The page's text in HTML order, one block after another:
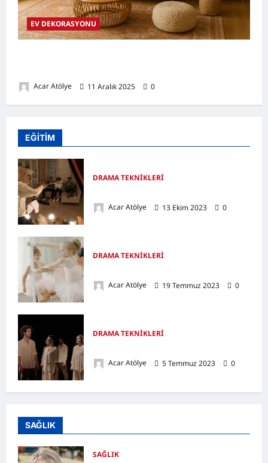
EV DEKORASYONU
Acar Atölye 11 Aralık 2025 0
EĞİTİM
DRAMA TEKNİKLERİ
Acar Atölye
13 Ekim 2023 0
DRAMA TEKNİKLERİ
Acar Atölye
19 Temmuz 2023 0
DRAMA TEKNİKLERİ
Acar Atölye
5 Temmuz 2023 0
SAĞLIK
SAĞLIK